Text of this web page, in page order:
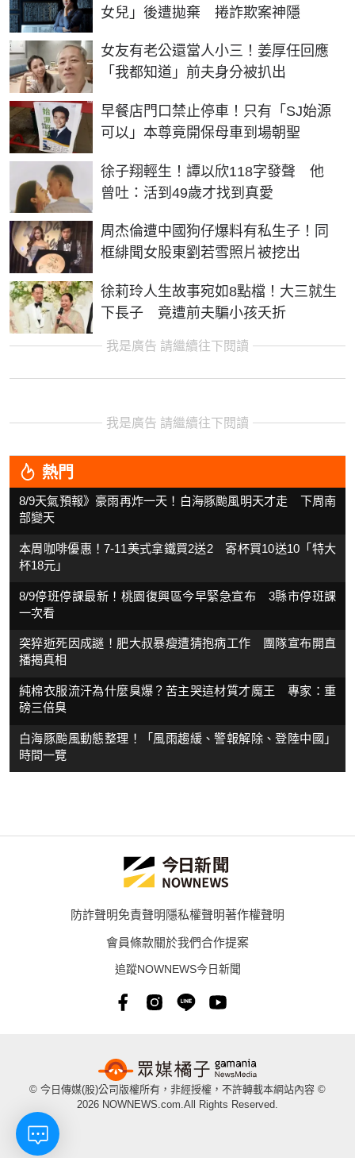
女兒」後遭拋棄 捲詐欺案神隱
女友有老公還當人小三！姜厚任回應
「我都知道」前夫身分被扒出
早餐店門口禁止停車！只有「SJ始源
可以」本尊竟開保母車到場朝聖
徐子翔輕生！譚以欣118字發聲 他
曾吐：活到49歲才找到真愛
周杰倫遭中國狗仔爆料有私生子！同
框緋聞女股東劉若雪照片被挖出
徐莉玲人生故事宛如8點檔！大三就生
下長子 竟遭前夫騙小孩夭折
我是廣告 請繼續往下閱讀
我是廣告 請繼續往下閱讀
熱門
8/9天氣預報》豪雨再炸一天！白海豚颱風明天才走 下周南
部變天
本周咖啡優惠！7-11美式拿鐵買2送2 寄杯買10送10「特大
杯18元」
8/9停班停課最新！桃園復興區今早緊急宣布 3縣市停班課
一次看
突猝逝死因成謎！肥大叔暴瘦遭猜抱病工作 團隊宣布開直
播揭真相
純棉衣服流汗為什麼臭爆？苦主哭這材質才魔王 專家：重
磅三倍臭
白海豚颱風動態整理！「風雨趨緩、警報解除、登陸中國」
時間一覽
防詐聲明免責聲明隱私權聲明著作權聲明
會員條款關於我們合作提案
追蹤NOWNEWS今日新聞
© 今日傳媒(股)公司版權所有，非經授權，不許轉載本網站內容 ©
2026 NOWNEWS.com.All Rights Reserved.